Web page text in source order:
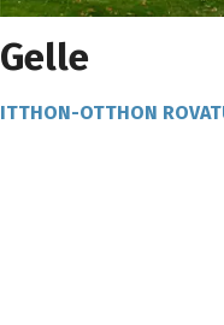
Gelle
ITTHON-OTTHON